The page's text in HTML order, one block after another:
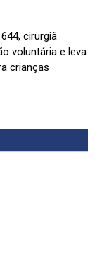
cirurgiã
voluntária e leva
crianças